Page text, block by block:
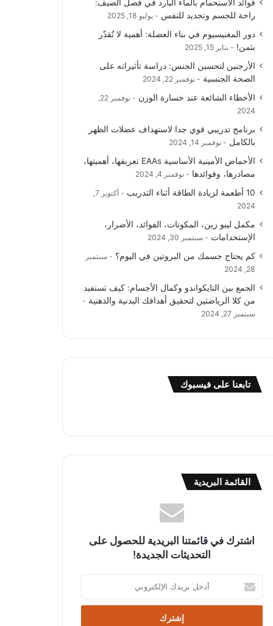
و
ك
T
u
b
e
ق
ر
ا
ا
ل
م
ع
R
فوائد الاستحمام بالماء البارد في فصل الصيف:
راحة للجسم وتجديد للنفس
يوليو 18, 2025
دور المغنيسيوم في بناء العضلة: أهمية لا تُقدّر
بثمن!
يناير 15, 2025
الأرجنين لتحسين الجنس: دراسة تأثيراته على
الصحة الجنسية
نوفمبر 22, 2024
الأخطاء الشائعة عند خسارة الوزن
نوفمبر 22,
2024
برنامج تدريبي قوي جدا لاستهداف عضلات الظهر
بالكامل
نوفمبر 14, 2024
الأحماض الأمينية الأساسية EAAs تعريفها، أهميتها،
مصادرها، وفوائدها
نوفمبر 4, 2024
10 أطعمة لزيادة الطاقة أثناء التدريب
أكتوبر 7,
2024
مكمل ليبو زين، المكونات، الفوائد، الأضرار،
الإستخدامات
سبتمبر 30, 2024
كم يحتاج جسمك من البروتين في اليوم؟
سبتمبر
28, 2024
الجمع بين التايكواندو وكمال الأجسام: كيف تستفيد
من كلا الرياضتين لتحقيق أهدافك البدنية والذهنية
سبتمبر 27, 2024
تابعنا على فيسبوك
القائمة البريدية
اشترك في قائمتنا البريدية للحصول على
التحديثات الجديدة!
خ